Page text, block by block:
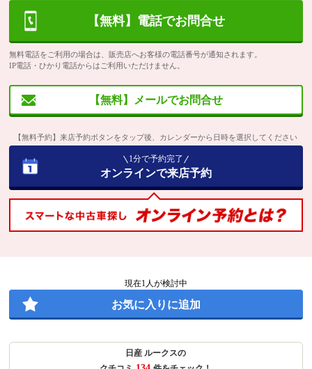
【無料】電話でお問合せ
無料電話をご利用の場合は、販売店へお客様の電話番号が通知されます。
IP電話・ひかり電話からはご利用いただけません。
【無料】メールでお問合せ
【無料予約】来店予約ボタンをタップ後、カレンダーから日時を選択してください
1分で予約完了
オンラインで来店予約
現在1 人が検討中
お気に入りに追加
日産 ルークスの